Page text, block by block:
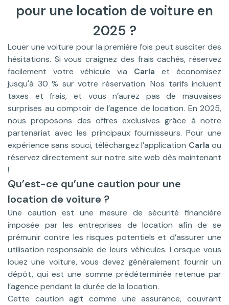
pour une location de voiture en
2025 ?
Louer une voiture pour la première fois peut susciter des
hésitations. Si vous craignez des frais cachés, réservez
facilement votre véhicule via Carla et économisez
jusqu'à 30 % sur votre réservation. Nos tarifs incluent
taxes et frais, et vous n’aurez pas de mauvaises
surprises au comptoir de l’agence de location. En 2025,
nous proposons des offres exclusives grâce à notre
partenariat avec les principaux fournisseurs. Pour une
expérience sans souci, téléchargez l’application Carla ou
réservez directement sur notre site web dès maintenant
!
Qu’est-ce qu’une caution pour une
location de voiture ?
Une caution est une mesure de sécurité financière
imposée par les entreprises de location afin de se
prémunir contre les risques potentiels et d’assurer une
utilisation responsable de leurs véhicules. Lorsque vous
louez une voiture, vous devez généralement fournir un
dépôt, qui est une somme prédéterminée retenue par
l’agence pendant la durée de la location.
Cette caution agit comme une assurance, couvrant